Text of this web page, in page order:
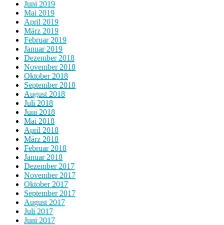
Juni 2019
Mai 2019
April 2019
März 2019
Februar 2019
Januar 2019
Dezember 2018
November 2018
Oktober 2018
September 2018
August 2018
Juli 2018
Juni 2018
Mai 2018
April 2018
März 2018
Februar 2018
Januar 2018
Dezember 2017
November 2017
Oktober 2017
September 2017
August 2017
Juli 2017
Juni 2017